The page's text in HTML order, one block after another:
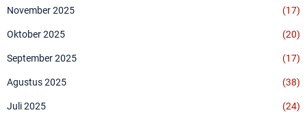
November 2025 (17)
Oktober 2025 (20)
September 2025 (17)
Agustus 2025 (38)
Juli 2025 (24)